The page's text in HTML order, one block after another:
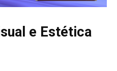
e Estética